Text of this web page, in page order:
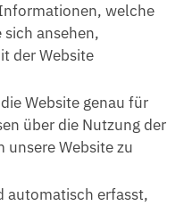
welche
sich ansehen,
der Website
Website genau für
über die Nutzung der
Website zu
automatisch erfasst,